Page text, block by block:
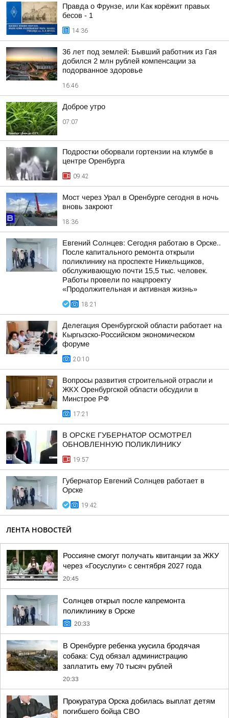
Правда о Фрунзе, или Как корёжит правых
бесов - 1
14:36
36 лет под землей: Бывший работник из Гая
добился 2 млн рублей компенсации за
подорванное здоровье
16:46
Доброе утро
07:07
Подростки оборвали гортензии на клумбе в
центре Оренбурга
09:42
Мост через Урал в Оренбурге сегодня в ночь
вновь закроют
18:36
Евгений Солнцев: Сегодня работаю в Орске..
После капитального ремонта открыли
поликлинику на проспекте Никельщиков,
обслуживающую почти 15,5 тыс. человек.
Работы провели по нацпроекту
«Продолжительная и активная жизнь»
18:21
Делегация Оренбургской области работает на
Кыргызско-Российском экономическом
форуме
20:10
Вопросы развития строительной отрасли и
ЖКХ Оренбургской области обсудили в
Минстрое РФ
17:21
В ОРСКЕ ГУБЕРНАТОР ОСМОТРЕЛ
ОБНОВЛЕННУЮ ПОЛИКЛИНИКУ
19:57
Губернатор Евгений Солнцев работает в
Орске
19:42
ЛЕНТА НОВОСТЕЙ
Россияне смогут получать квитанции за ЖКУ
через «Госуслуги» с сентября 2027 года
20:45
Солнцев открыл после капремонта
поликлинику в Орске
20:33
В Оренбурге ребенка укусила бродячая
собака: Суд обязал администрацию
заплатить ему 70 тысяч рублей
20:33
Прокуратура Орска добилась выплат детям
погибшего бойца СВО